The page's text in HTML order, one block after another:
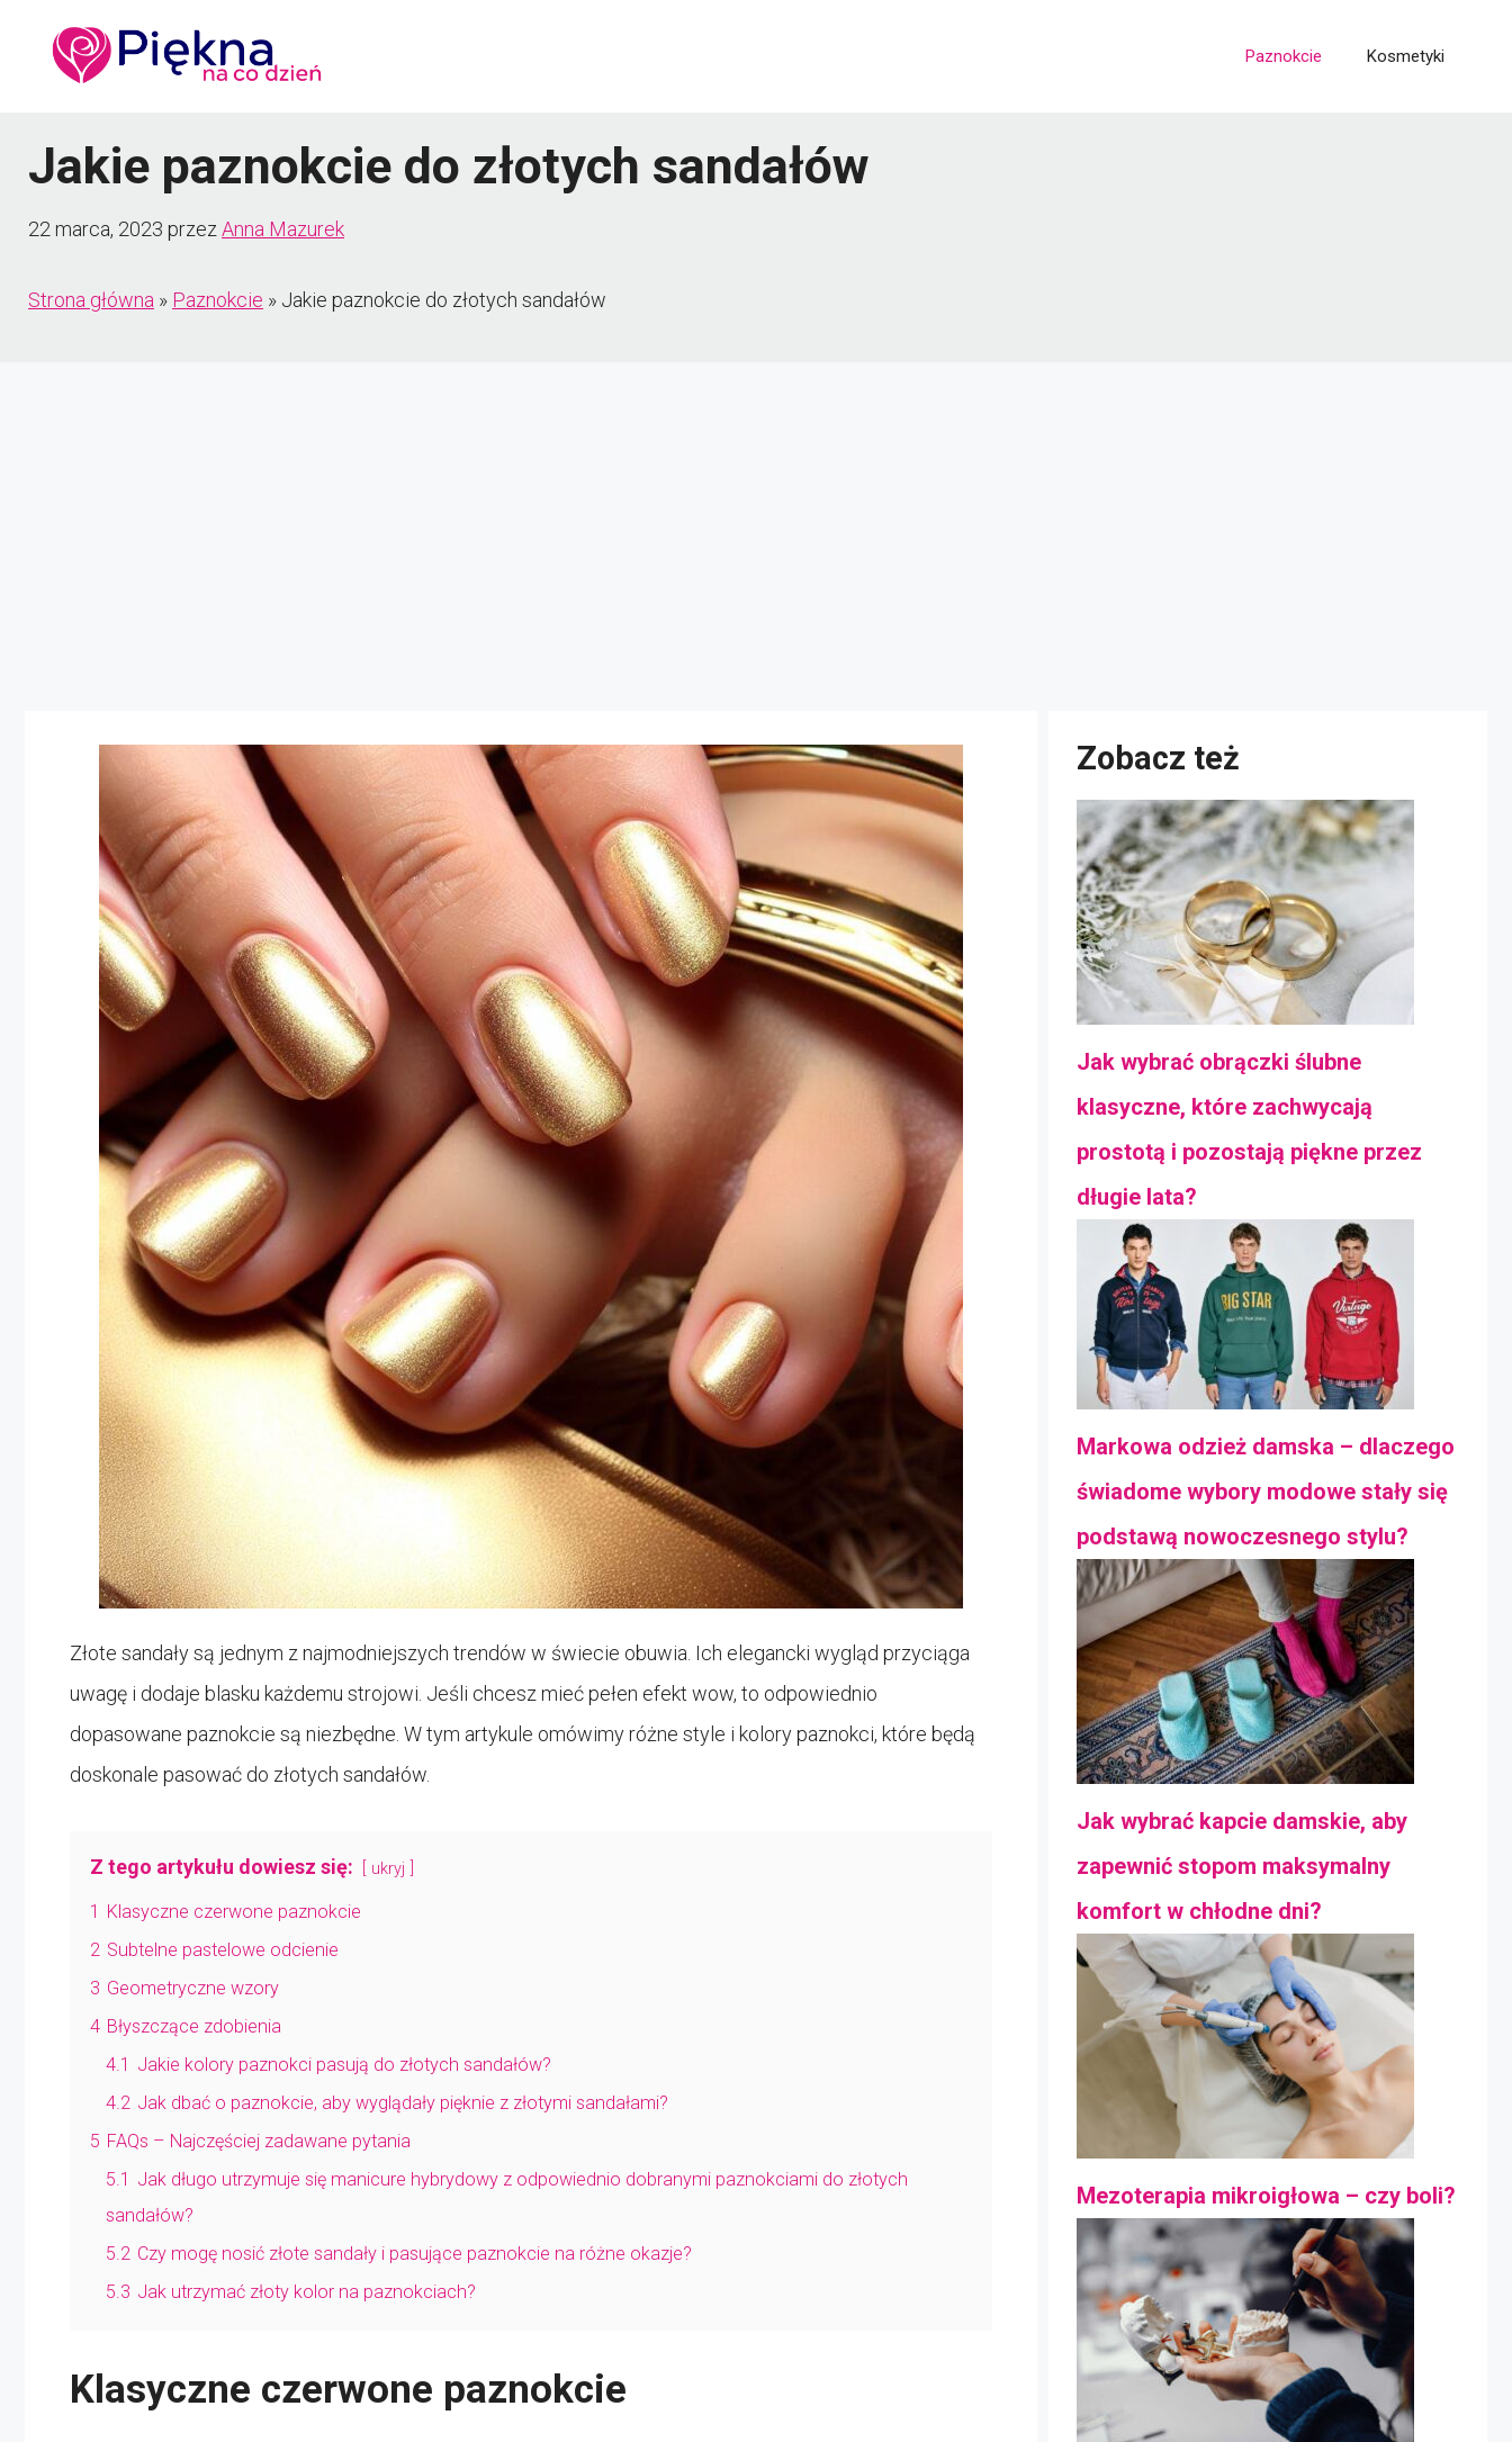
Paznokcie Kosmetyki
Jakie paznokcie do złotych sandałów
22 marca, 2023 przez Anna Mazurek
Strona główna » Paznokcie » Jakie paznokcie do złotych sandałów
Złote sandały są jednym z najmodniejszych trendów w świecie obuwia. Ich elegancki wygląd przyciąga
uwagę i dodaje blasku każdemu strojowi. Jeśli chcesz mieć pełen efekt wow, to odpowiednio
dopasowane paznokcie są niezbędne. W tym artykule omówimy różne style i kolory paznokci, które będą
doskonale pasować do złotych sandałów.
Z tego artykułu dowiesz się: ukryj
1 Klasyczne czerwone paznokcie
2 Subtelne pastelowe odcienie
3 Geometryczne wzory
4 Błyszczące zdobienia
4.1 Jakie kolory paznokci pasują do złotych sandałów?
4.2 Jak dbać o paznokcie, aby wyglądały pięknie z złotymi sandałami?
5 FAQs – Najczęściej zadawane pytania
5.1 Jak długo utrzymuje się manicure hybrydowy z odpowiednio dobranymi paznokciami do złotych
sandałów?
5.2 Czy mogę nosić złote sandały i pasujące paznokcie na różne okazje?
5.3 Jak utrzymać złoty kolor na paznokciach?
Klasyczne czerwone paznokcie
Zobacz też
Jak wybrać obrączki ślubne
klasyczne, które zachwycają
prostotą i pozostają piękne przez
długie lata?
Markowa odzież damska – dlaczego
świadome wybory modowe stały się
podstawą nowoczesnego stylu?
Jak wybrać kapcie damskie, aby
zapewnić stopom maksymalny
komfort w chłodne dni?
Mezoterapia mikroigłowa – czy boli?